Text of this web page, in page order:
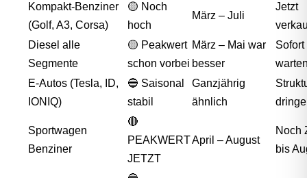
Kompakt-Benziner
(Golf, A3, Corsa)
🟡 Noch
hoch
März – Juli
Jetzt
Diesel alle
Segmente
🟡 Peakwert
schon vorbei
März – Mai war
besser
E-Autos (Tesla, ID,
IONIQ)
🔵 Saisonal
stabil
Ganzjährig
ähnlich
Sportwagen
Benziner
🔴
PEAKWERT
JETZT
April – August
Noch
bis